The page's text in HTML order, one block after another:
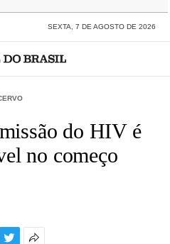
SEXTA, 7 DE AGOSTO DE 2026
do HIV é
no começo